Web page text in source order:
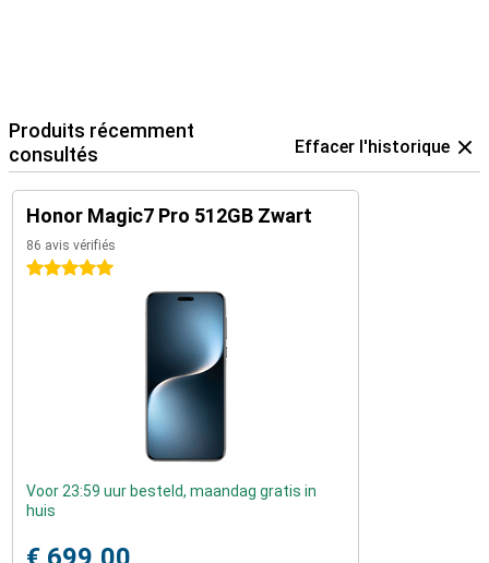
Produits récemment
consultés
Effacer l'historique
Honor Magic7 Pro 512GB Zwart
86 avis vérifiés
5 étoiles
Voor 23:59 uur besteld, maandag gratis in
huis